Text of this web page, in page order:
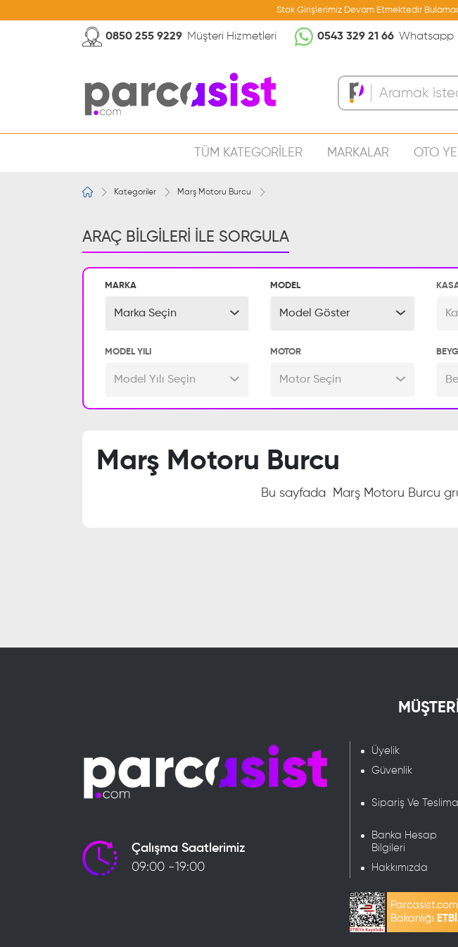
Stok Girişlerimiz Devam Etmektedir
0850 255 9229 Müşteri Hizmetleri 0543 329 21 66 Whatsapp
TÜM KATEGORİLER MARKALAR OTO
Kategoriler Marş Motoru Burcu
ARAÇ BİLGİLERİ İLE SORGULA
MARKA
Marka Seçin
MODEL
Model Göster
MODEL YILI
Model Yılı Seçin
MOTOR
Motor Seçin
Marş Motoru Burcu
Bu sayfada Marş Motoru Burcu
Çalışma Saatlerimiz
09:00 -19:00
Üyelik
Güvenlik
Sipariş Ve
Banka Hesap
Bilgileri
Hakkımızda
Bakanlığı